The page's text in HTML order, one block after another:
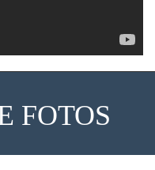
FOTOS